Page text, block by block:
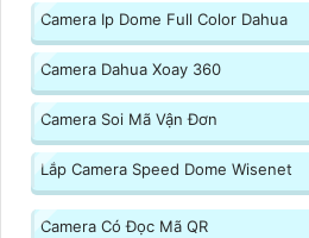
Camera Ip Dome Full Color Dahua
Camera Dahua Xoay 360
Camera Soi Mã Vận Đơn
Lắp Camera Speed Dome Wisenet
Camera Có Đọc Mã QR